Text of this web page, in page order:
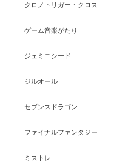
クロノトリガー・クロス
ゲーム音楽がたり
ジェミニシード
ジルオール
セブンスドラゴン
ファイナルファンタジー
ミストレ